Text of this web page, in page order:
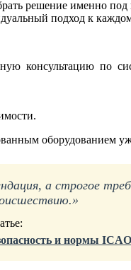
решение именно под
подход к
консультацию по
оборудованием
а строгое
и нормы